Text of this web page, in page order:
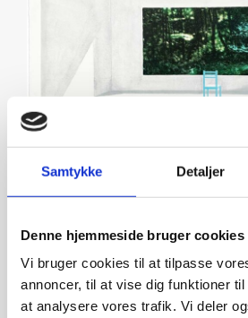
Samtykke Detaljer
Denne hjemmeside bruger cookies
Vi bruger cookies til at tilpasse
annoncer, til at vise dig funktioner
at analysere vores trafik. Vi deler
Anette Harbo
Kunstner: Diverse
Størrelse: 65×95